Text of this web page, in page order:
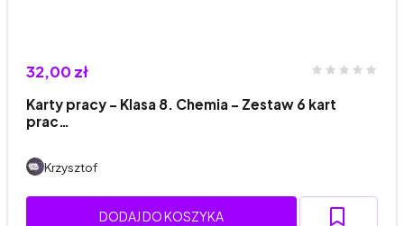
32,00 zł
Karty pracy - Klasa 8. Chemia – Zestaw 6 kart
prac…
Krzysztof
DODAJ DO KOSZYKA